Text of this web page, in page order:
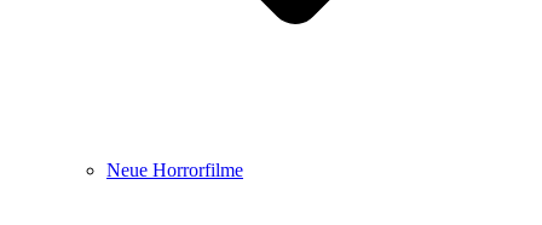
Neue Horrorfilme